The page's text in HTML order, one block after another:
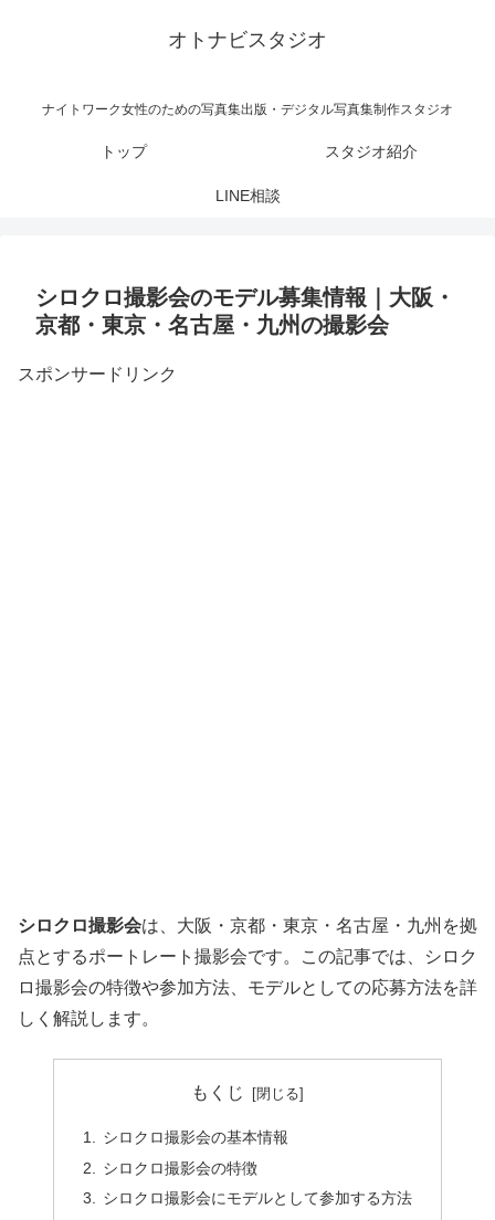
オトナビスタジオ
ナイトワーク女性のための写真集出版・デジタル写真集制作スタジオ
トップ スタジオ紹介
LINE相談
シロクロ撮影会のモデル募集情報｜大阪・
京都・東京・名古屋・九州の撮影会
スポンサードリンク
シロクロ撮影会は、大阪・京都・東京・名古屋・九州を拠
点とするポートレート撮影会です。この記事では、シロク
ロ撮影会の特徴や参加方法、モデルとしての応募方法を詳
しく解説します。
もくじ
シロクロ撮影会の基本情報
シロクロ撮影会の特徴
シロクロ撮影会にモデルとして参加する方法